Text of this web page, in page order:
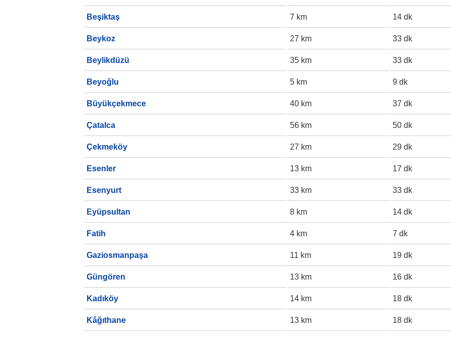
Beşiktaş 7 km 14 dk
Beykoz 27 km 33 dk
Beylikdüzü 35 km 33 dk
Beyoğlu 5 km 9 dk
Büyükçekmece 40 km 37 dk
Çatalca 56 km 50 dk
Çekmeköy 27 km 29 dk
Esenler 13 km 17 dk
Esenyurt 33 km 33 dk
Eyüpsultan 8 km 14 dk
Fatih 4 km 7 dk
Gaziosmanpaşa 11 km 19 dk
Güngören 13 km 16 dk
Kadıköy 14 km 18 dk
Kâğıthane 13 km 18 dk